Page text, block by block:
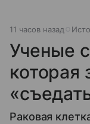
11 часов назад
Ученые
которая
Раковая